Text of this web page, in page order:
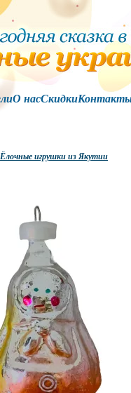
О насСкидки
Ёлочные игрушки из Якутии